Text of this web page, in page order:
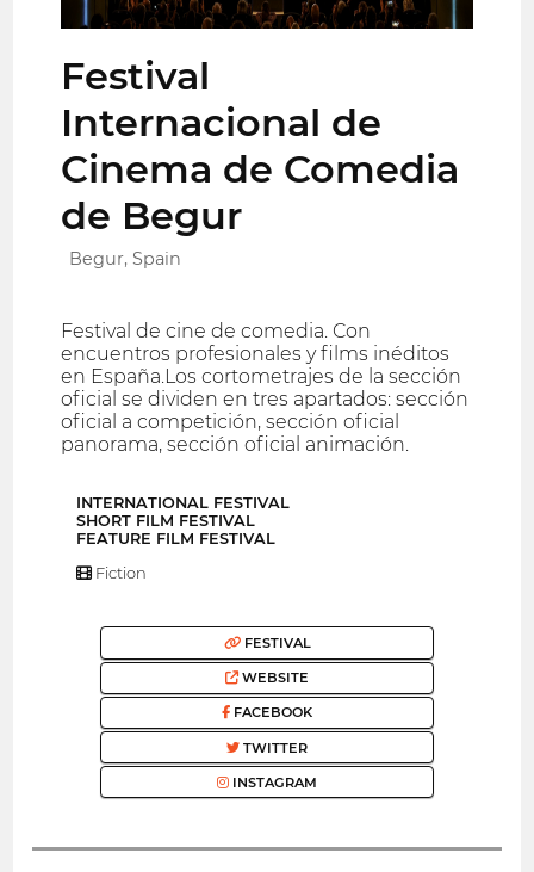
Festival
Internacional de
Cinema de Comedia
de Begur
Begur, Spain
Festival de cine de comedia. Con
encuentros profesionales y films inéditos
en España.Los cortometrajes de la sección
oficial se dividen en tres apartados: sección
oficial a competición, sección oficial
panorama, sección oficial animación.
INTERNATIONAL FESTIVAL
SHORT FILM FESTIVAL
FEATURE FILM FESTIVAL
Fiction
FESTIVAL
WEBSITE
FACEBOOK
TWITTER
INSTAGRAM